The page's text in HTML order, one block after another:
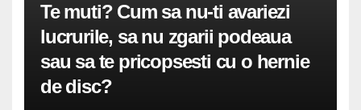
Te muti? Cum sa nu-ti avariezi
lucrurile, sa nu zgarii podeaua
sau sa te pricopsesti cu o hernie
de disc?